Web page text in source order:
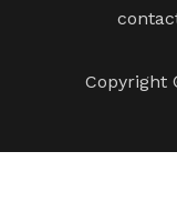
Copyright